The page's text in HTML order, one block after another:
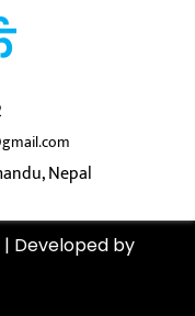
Nepal
Developed by